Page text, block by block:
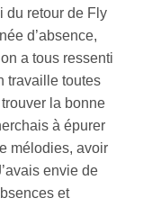
du retour de Fly
d’absence,
a tous ressenti
travaille toutes
la bonne
à épurer
mélodies, avoir
envie de
et